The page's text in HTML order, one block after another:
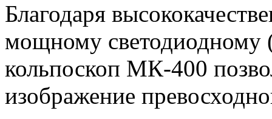
Благодаря
мощному светодиодному
кольпоскоп МК-400
изображение